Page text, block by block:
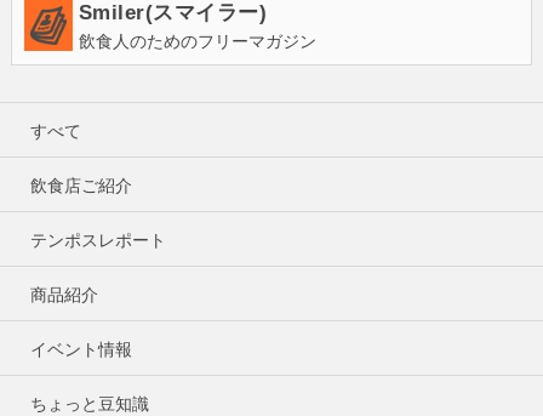
Smiler(スマイラー)
飲食人のためのフリーマガジン
すべて
飲食店ご紹介
テンポスレポート
商品紹介
イベント情報
ちょっと豆知識